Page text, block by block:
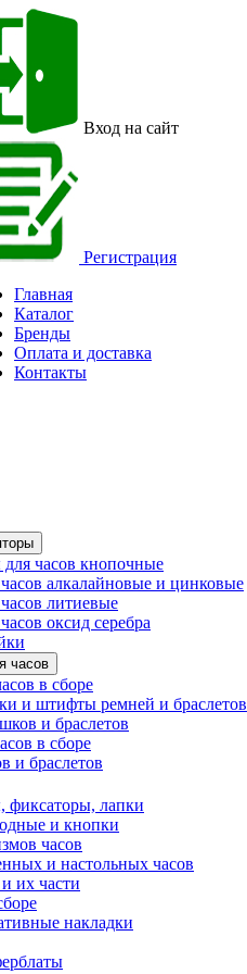
Вход на сайт
Регистрация
Главная
Каталог
Бренды
Оплата и доставка
Контакты
часов кнопочные
алкалайновые и цинковые
литиевые
оксид серебра
часов
в сборе
и штифты ремней и браслетов
и браслетов
в сборе
и браслетов
лапки
и кнопки
часов
и настольных часов
их части
накладки